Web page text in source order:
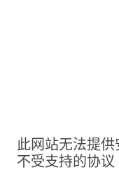
此网站无法提
不受支持的协议